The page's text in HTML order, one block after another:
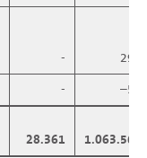
-
299
-
–59
28.361 1.063.568